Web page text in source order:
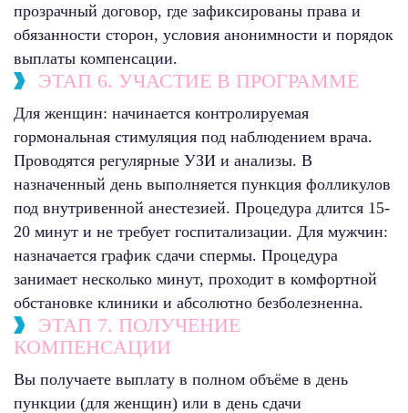
прозрачный договор, где зафиксированы права и
обязанности сторон, условия анонимности и порядок
выплаты компенсации.
ЭТАП 6. УЧАСТИЕ В ПРОГРАММЕ
Для женщин: начинается контролируемая
гормональная стимуляция под наблюдением врача.
Проводятся регулярные УЗИ и анализы. В
назначенный день выполняется пункция фолликулов
под внутривенной анестезией. Процедура длится 15-
20 минут и не требует госпитализации. Для мужчин:
назначается график сдачи спермы. Процедура
занимает несколько минут, проходит в комфортной
обстановке клиники и абсолютно безболезненна.
ЭТАП 7. ПОЛУЧЕНИЕ
КОМПЕНСАЦИИ
Вы получаете выплату в полном объёме в день
пункции (для женщин) или в день сдачи